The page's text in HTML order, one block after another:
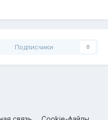
Подписчики 0